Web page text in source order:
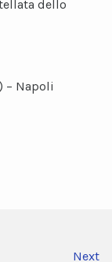
dello
– Napoli
Next